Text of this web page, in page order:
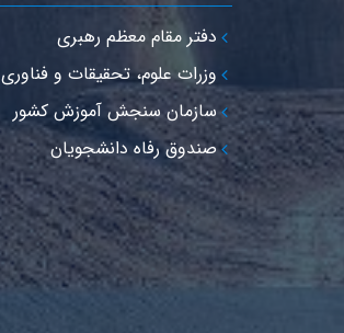
دفتر مقام معظم رهبری
وزرات علوم، تحقیقات و فناوری
سازمان سنجش آموزش کشور
صندوق رفاه دانشجویان